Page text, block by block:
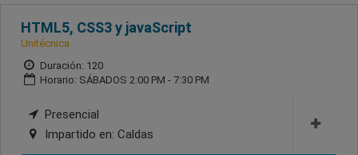
HTML5, CSS3 y javaScript
Unitécnica
Duración: 120
Horario: SÁBADOS 2:00 PM - 7:30 PM
Presencial
Impartido en: Caldas